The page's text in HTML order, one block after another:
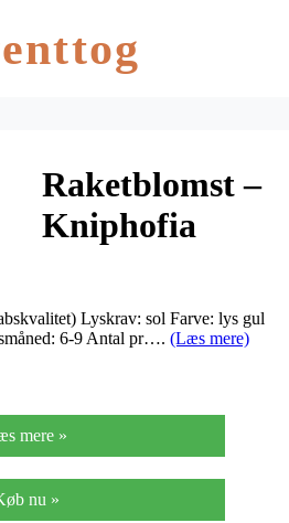
Raketblomst –
Kniphofia
Lyskrav: sol Farve: lys gul
6-9 Antal pr…. (Læs mere)
mere »
nu »